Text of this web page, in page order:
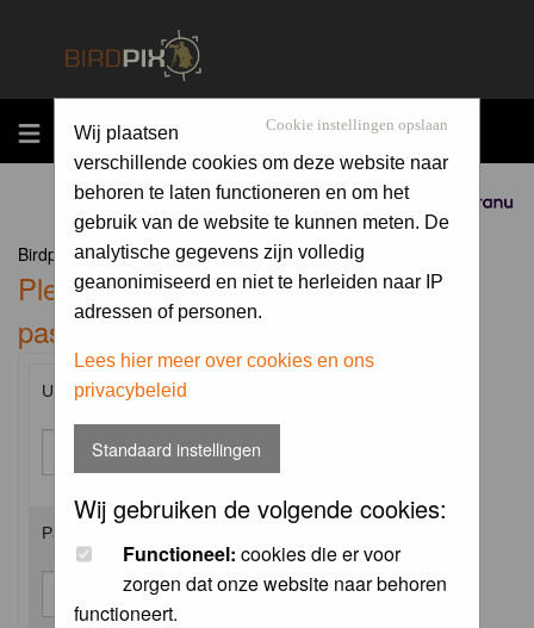
MENU
Sponsored by
Cookie instellingen opslaan
Wij plaatsen
verschillende cookies om deze website naar
behoren te laten functioneren en om het
gebruik van de website te kunnen meten. De
analytische gegevens zijn volledig
geanonimiseerd en niet te herleiden naar IP
adressen of personen.
Lees hier meer over cookies en ons
privacybeleid
Standaard instellingen
Wij gebruiken de volgende cookies:
Functioneel: cookies die er voor
zorgen dat onze website naar behoren
functioneert.
Birdpix.nl Forum Index
Please enter your username and
password to log in.
Username:
Password: